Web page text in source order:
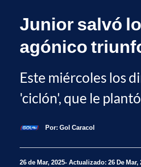
Junior salvó
agónico
Este miércoles los
'ciclón', que le
Por: Gol Caracol
26 de Mar, 2025 Actualizado: 26 De Mar,